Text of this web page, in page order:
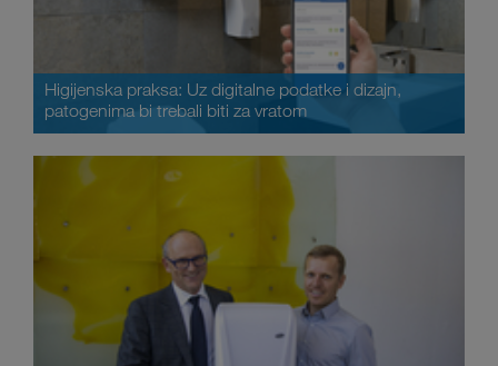
Higijenska praksa: Uz digitalne podatke i dizajn,
patogenima bi trebali biti za vratom